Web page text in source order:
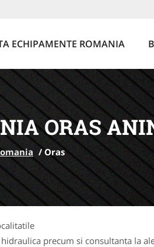
ECHIPAMENTE ROMANIA
ORAS
/Oras
precum si consultanta la